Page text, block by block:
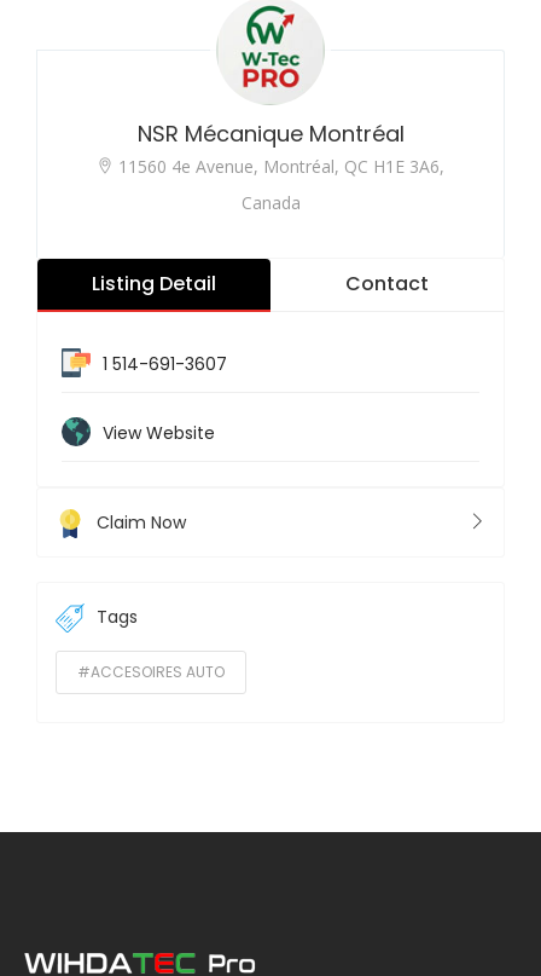
NSR Mécanique Montréal
11560 4e Avenue, Montréal, QC H1E 3A6,
Canada
Listing Detail Contact
1 514-691-3607
View Website
Claim Now
Tags
#ACCESOIRES AUTO